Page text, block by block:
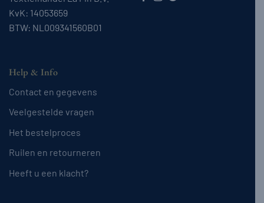
KvK: 14053659
BTW: NL009341560B01
Help & Info
Contact en gegevens
Veelgestelde vragen
Het bestelproces
Ruilen en retourneren
Heeft u een klacht?